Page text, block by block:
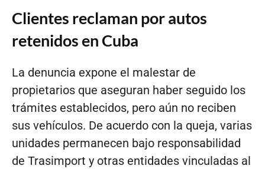
Clientes reclaman por autos
retenidos en Cuba
La denuncia expone el malestar de
propietarios que aseguran haber seguido los
trámites establecidos, pero aún no reciben
sus vehículos. De acuerdo con la queja, varias
unidades permanecen bajo responsabilidad
de Trasimport y otras entidades vinculadas al